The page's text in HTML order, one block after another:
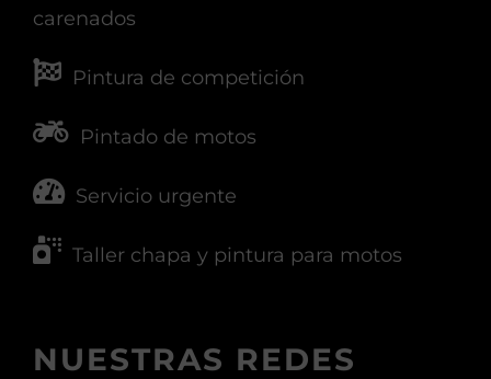
carenados
Pintura de competición
Pintado de motos
Servicio urgente
Taller chapa y pintura para motos
NUESTRAS REDES